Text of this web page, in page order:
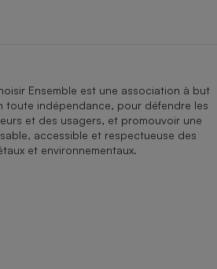
Ensemble est une association à but
toute indépendance, pour défendre les
et des usagers, et promouvoir une
accessible et respectueuse des
et environnementaux.